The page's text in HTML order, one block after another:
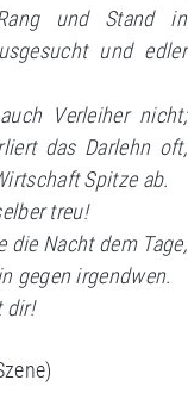
und Stand in
und edler
Verleiher nicht;
das Darlehn oft,
Spitze ab.
treu!
die Nacht dem Tage,
gegen irgendwen.
dir!